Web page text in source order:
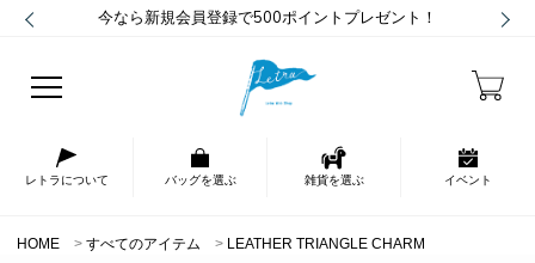
今なら新規会員登録で500ポイントプレゼント！
レトラについて バッグを選ぶ 雑貨を選ぶ イベント
HOME すべてのアイテム LEATHER TRIANGLE CHARM